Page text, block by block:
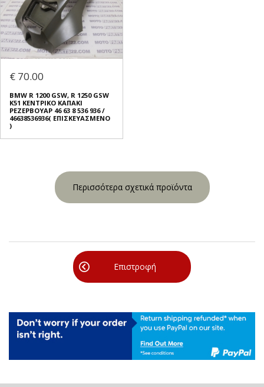
€ 70.00
BMW R 1200 GSW, R 1250 GSW
K51 ΚΕΝΤΡΙΚΟ ΚΑΠΑΚΙ
ΡΕΖΕΡΒΟΥΑΡ 46 63 8 536 936 /
46638536936( ΕΠΙΣΚΕΥΑΣΜΕΝΟ
)
Περισσότερα σχετικά προϊόντα
Επιστροφή